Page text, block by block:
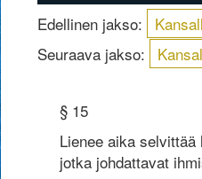
Edellinen jakso:
Seuraava jakso:
§ 15
Lienee aika
jotka johdattavat